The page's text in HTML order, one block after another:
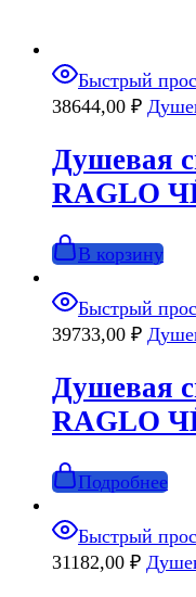
Быстрый
38644,00 ₽
Душевая
RAGLO
В корзину
Быстрый
39733,00 ₽
Душевая
RAGLO
Подробнее
Быстрый
31182,00 ₽